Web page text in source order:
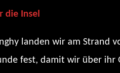
die Insel
landen wir am Strand
fest, damit wir über ihr